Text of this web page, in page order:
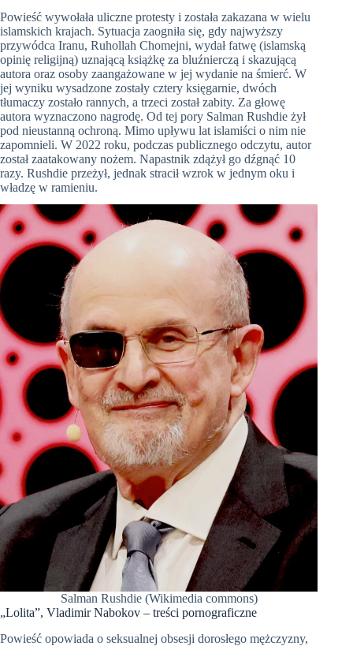
Powieść wywołała uliczne protesty i została zakazana w wielu
islamskich krajach. Sytuacja zaogniła się, gdy najwyższy
przywódca Iranu, Ruhollah Chomejni, wydał fatwę (islamską
opinię religijną) uznającą książkę za bluźnierczą i skazującą
autora oraz osoby zaangażowane w jej wydanie na śmierć. W
jej wyniku wysadzone zostały cztery księgarnie, dwóch
tłumaczy zostało rannych, a trzeci został zabity. Za głowę
autora wyznaczono nagrodę. Od tej pory Salman Rushdie żył
pod nieustanną ochroną. Mimo upływu lat islamiści o nim nie
zapomnieli. W 2022 roku, podczas publicznego odczytu, autor
został zaatakowany nożem. Napastnik zdążył go dźgnąć 10
razy. Rushdie przeżył, jednak stracił wzrok w jednym oku i
władzę w ramieniu.
Salman Rushdie (Wikimedia commons)
„Lolita”, Vladimir Nabokov – treści pornograficzne
Powieść opowiada o seksualnej obsesji dorosłego mężczyzny,